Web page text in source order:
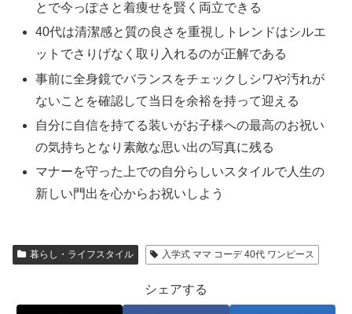
とで今っぽさと着痩せを賢く両立できる
40代は清潔感と質の良さを重視しトレンドはシルエ
ットでさりげなく取り入れるのが正解である
事前に全身鏡でバランスをチェックしシワや汚れが
ないことを確認して当日を余裕を持って迎える
自分に自信を持てる装いがお子様への最高のお祝い
の気持ちとなり素敵な思い出の写真に残る
マナーを守った上での自分らしいスタイルで人生の
新しい門出を心からお祝いしよう
暮らし・ライフスタイル 入学式 ママ コーデ 40代 ワンピース
シェアする